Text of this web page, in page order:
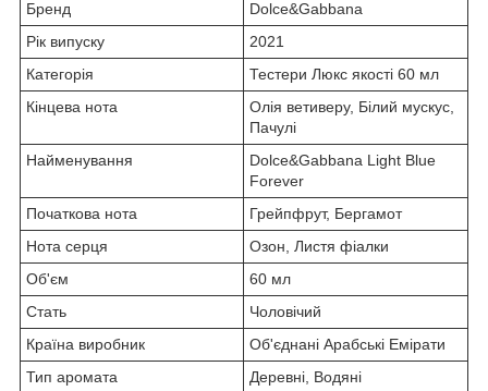
Бренд
Dolce&Gabbana
Рік випуску
2021
Категорія
Тестери Люкс якості 60 мл
Кінцева нота
Олія ветиверу, Білий мускус,
Пачулі
Найменування
Dolce&Gabbana Light Blue
Forever
Початкова нота
Грейпфрут, Бергамот
Нота серця
Озон, Листя фіалки
Об'єм
60 мл
Стать
Чоловічий
Країна виробник
Об'єднані Арабські Емірати
Тип аромата
Деревні, Водяні